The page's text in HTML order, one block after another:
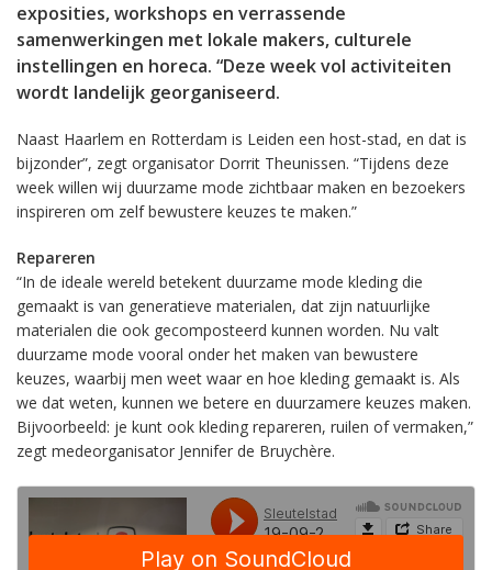
exposities, workshops en verrassende
samenwerkingen met lokale makers, culturele
instellingen en horeca. “Deze week vol activiteiten
wordt landelijk georganiseerd.
Naast Haarlem en Rotterdam is Leiden een host-stad, en dat is
bijzonder”, zegt organisator Dorrit Theunissen. “Tijdens deze
week willen wij duurzame mode zichtbaar maken en bezoekers
inspireren om zelf bewustere keuzes te maken.”
Repareren
“In de ideale wereld betekent duurzame mode kleding die
gemaakt is van generatieve materialen, dat zijn natuurlijke
materialen die ook gecomposteerd kunnen worden. Nu valt
duurzame mode vooral onder het maken van bewustere
keuzes, waarbij men weet waar en hoe kleding gemaakt is. Als
we dat weten, kunnen we betere en duurzamere keuzes maken.
Bijvoorbeeld: je kunt ook kleding repareren, ruilen of vermaken,”
zegt medeorganisator Jennifer de Bruychère.